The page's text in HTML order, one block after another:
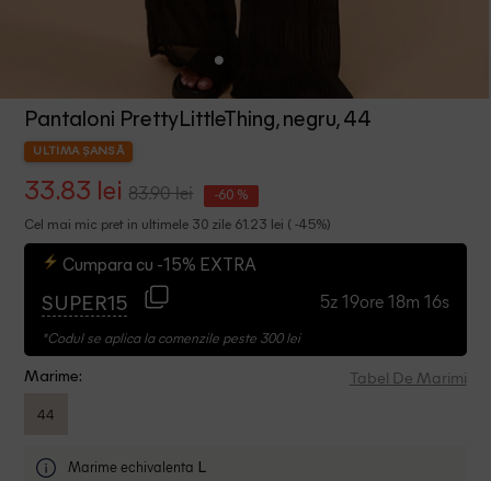
Pantaloni PrettyLittleThing, negru, 44
ULTIMA ȘANSĂ
33.83 lei 83.90 lei -60 %
Cel mai mic pret in ultimele 30 zile 61.23 lei ( -45%)
Cumpara cu -15% EXTRA
SUPER15 5z 19ore 18m 16s
*Codul se aplica la comenzile peste 300 lei
Marime: Tabel De Marimi
44
Marime echivalenta L